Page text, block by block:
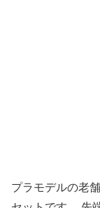
プラモデルの老